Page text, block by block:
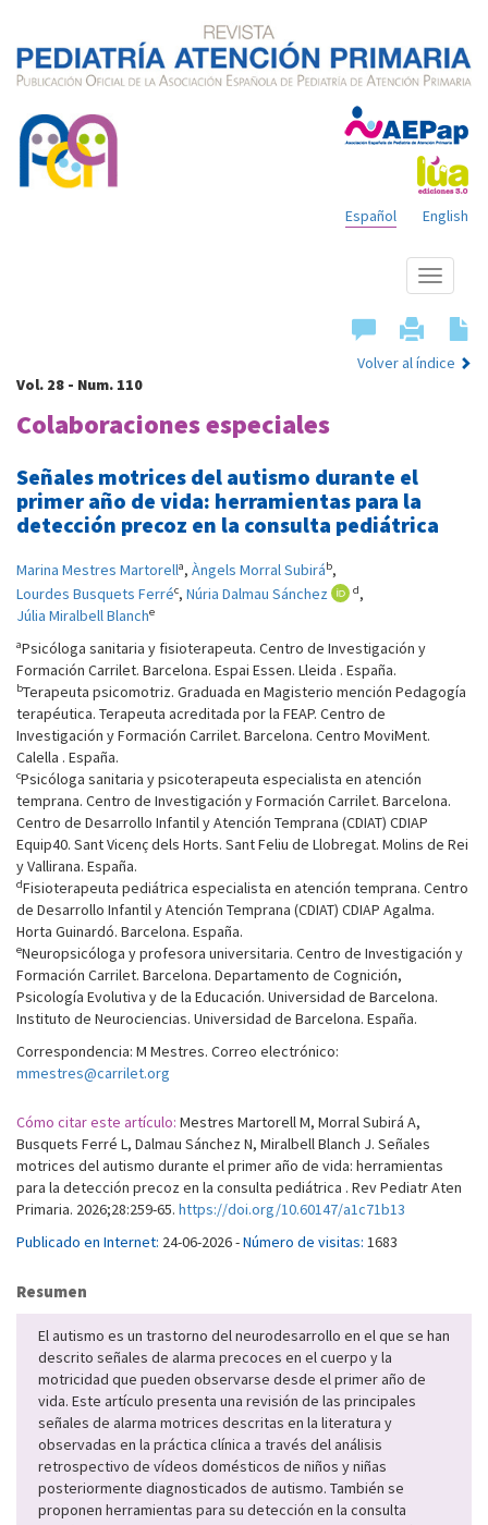
English
Español
Mostrar
menú
Volver al índice
Vol. 28 - Num. 110
Colaboraciones especiales
Señales motrices del autismo durante el
primer año de vida: herramientas para la
detección precoz en la consulta pediátrica
Marina Mestres Martorella, Àngels Morral Subiráb,
Lourdes Busquets Ferréc, Núria Dalmau Sánchez d,
Júlia Miralbell Blanche
aPsicóloga sanitaria y fisioterapeuta. Centro de Investigación y
Formación Carrilet. Barcelona. Espai Essen. Lleida . España.
bTerapeuta psicomotriz. Graduada en Magisterio mención Pedagogía
terapéutica. Terapeuta acreditada por la FEAP. Centro de
Investigación y Formación Carrilet. Barcelona. Centro MoviMent.
Calella . España.
cPsicóloga sanitaria y psicoterapeuta especialista en atención
temprana. Centro de Investigación y Formación Carrilet. Barcelona.
Centro de Desarrollo Infantil y Atención Temprana (CDIAT) CDIAP
Equip40. Sant Vicenç dels Horts. Sant Feliu de Llobregat. Molins de Rei
y Vallirana. España.
dFisioterapeuta pediátrica especialista en atención temprana. Centro
de Desarrollo Infantil y Atención Temprana (CDIAT) CDIAP Agalma.
Horta Guinardó. Barcelona. España.
eNeuropsicóloga y profesora universitaria. Centro de Investigación y
Formación Carrilet. Barcelona. Departamento de Cognición,
Psicología Evolutiva y de la Educación. Universidad de Barcelona.
Instituto de Neurociencias. Universidad de Barcelona. España.
Correspondencia: M Mestres. Correo electrónico:
mmestres@carrilet.org
Cómo citar este artículo: Mestres Martorell M, Morral Subirá A,
Busquets Ferré L, Dalmau Sánchez N, Miralbell Blanch J. Señales
motrices del autismo durante el primer año de vida: herramientas
para la detección precoz en la consulta pediátrica . Rev Pediatr Aten
Primaria. 2026;28:259-65. https://doi.org/10.60147/a1c71b13
Publicado en Internet: 24-06-2026 -Número de visitas: 1683
Resumen
El autismo es un trastorno del neurodesarrollo en el que se han
descrito señales de alarma precoces en el cuerpo y la
motricidad que pueden observarse desde el primer año de
vida. Este artículo presenta una revisión de las principales
señales de alarma motrices descritas en la literatura y
observadas en la práctica clínica a través del análisis
retrospectivo de vídeos domésticos de niños y niñas
posteriormente diagnosticados de autismo. También se
proponen herramientas para su detección en la consulta